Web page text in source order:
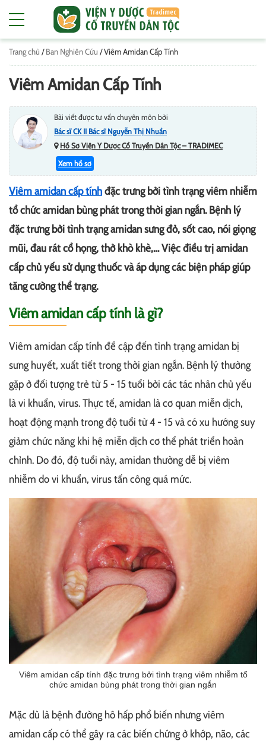
Trang chủ /Ban Nghiên Cứu /Viêm Amidan Cấp Tính
Viêm Amidan Cấp Tính
Bài viết được tư vấn chuyên môn bởi
Bác sĩ CK II Bác sĩ Nguyễn Thị Nhuần
Hồ Sơ Viện Y Dược Cổ Truyền Dân Tộc – TRADIMEC
Xem hồ sơ
Viêm amidan cấp tínhđặc trưng bởi tình trạng viêm nhiễm
tổ chức amidan bùng phát trong thời gian ngắn. Bệnh lý
đặc trưng bởi tình trạng amidan sưng đỏ, sốt cao, nói giọng
mũi, đau rát cổ họng, thở khò khè,… Việc điều trị amidan
cấp chủ yếu sử dụng thuốc và áp dụng các biện pháp giúp
tăng cường thể trạng.
Viêm amidan cấp tính là gì?
Viêm amidan cấp tính đề cập đến tình trạng amidan bị
sưng huyết, xuất tiết trong thời gian ngắn. Bệnh lý thường
gặp ở đối tượng trẻ từ 5 - 15 tuổi bởi các tác nhân chủ yếu
là vi khuẩn, virus. Thực tế, amidan là cơ quan miễn dịch,
hoạt động mạnh trong độ tuổi từ 4 - 15 và có xu hướng suy
giảm chức năng khi hệ miễn dịch cơ thể phát triển hoàn
chỉnh. Do đó, độ tuổi này, amidan thường dễ bị viêm
nhiễm do vi khuẩn, virus tấn công quá mức.
Viêm amidan cấp tính đặc trưng bởi tình trạng viêm nhiễm tổ
chức amidan bùng phát trong thời gian ngắn
Mặc dù là bệnh đường hô hấp phổ biến nhưng viêm
amidan cấp có thể gây ra các biến chứng ở khớp, não, các